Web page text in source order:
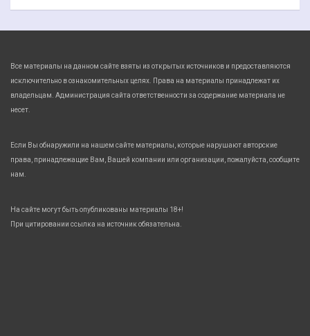
Все материалы на данном сайте взяты из открытых источников и предоставляются
исключительно в ознакомительных целях. Права на материалы принадлежат их
владельцам. Администрация сайта ответственности за содержание материала не
несет.
Если Вы обнаружили на нашем сайте материалы, которые нарушают авторские
права, принадлежащие Вам, Вашей компании или организации, пожалуйста, сообщите
нам.
На сайте могут быть опубликованы материалы 18+!
При цитировании ссылка на источник обязательна.